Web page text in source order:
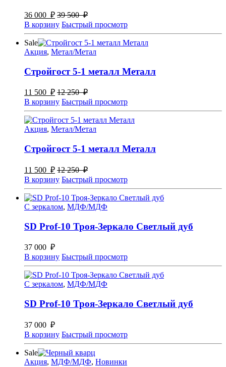
36 000 ₽ 39 500 ₽
В корзину Быстрый просмотр
Sale
Акция, Метал/Метал
Стройгост 5-1 металл Металл
11 500 ₽ 12 250 ₽
В корзину Быстрый просмотр
Акция, Метал/Метал
Стройгост 5-1 металл Металл
11 500 ₽ 12 250 ₽
В корзину Быстрый просмотр
С зеркалом, МДФ/МДФ
SD Prof-10 Троя-Зеркало Светлый дуб
37 000 ₽
В корзину Быстрый просмотр
С зеркалом, МДФ/МДФ
SD Prof-10 Троя-Зеркало Светлый дуб
37 000 ₽
В корзину Быстрый просмотр
Sale
Акция, МДФ/МДФ, Новинки